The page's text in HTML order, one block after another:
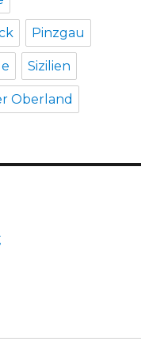
Pinzgau
Sizilien
Oberland